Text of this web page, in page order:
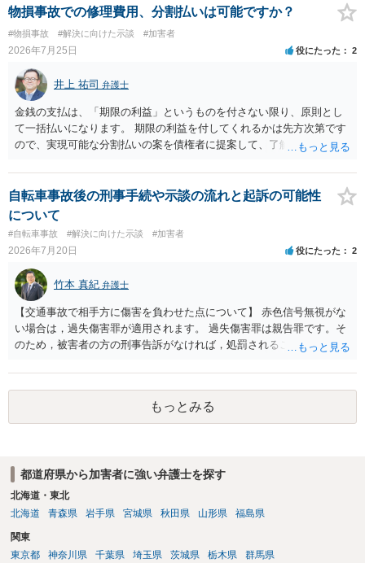
されるのであれば、斡旋、仲裁、民事調停を利用しては如何でしょう
物損事故での修理費用、分割払いは可能ですか？
#物損事故 #解決に向けた示談 #加害者
2026年7月25日 役にたった 2
井上 祐司 弁護士
金銭の支払は、「期限の利益」というものを付さない限り、原則とし
て一括払いになります。 期限の利益を付してくれるかは先方次第です
ので、実現可能な分割払いの案を債権者に提案して、了解してもらえ
自転車事故後の刑事手続や示談の流れと起訴の可能性
について
#自転車事故 #解決に向けた示談 #加害者
2026年7月20日 役にたった 2
竹本 真紀 弁護士
【交通事故で相手方に傷害を負わせた点について】 赤色信号無視がな
い場合は，過失傷害罪が適用されます。 過失傷害罪は親告罪です。そ
のため，被害者の方の刑事告訴がなければ，処罰されることはありま
あれば，示談が成立すれば告訴をすることはないと思います。 したが
いまして，被害者との示談を優先し，これにより告訴がない状態とす
れば，刑事処分を受けることはなくなります。 一方，赤色信号無視が
あった場合は，少し複雑になります。 単純に過失傷害罪と判断される
では殊更無視にはなりません。看過です）は過失の中でも重大なもの
ですから，重過失致傷罪が成立すると判断される場合もあり得ると思
います。重過失致傷罪は親告罪ではありません。 もっとも，自転車よ
場合には，情状により，その刑を免除することができる」との規定が
あります。したがいまして，不起訴にされる可能性が大きくなるので
もっとみる
都道府県から加害者に強い弁護士を探す
北海道・東北
北海道
青森県 岩手県 宮城県 秋田県 山形県 福島県
関東
東京都
神奈川県 千葉県 埼玉県 茨城県 栃木県 群馬県